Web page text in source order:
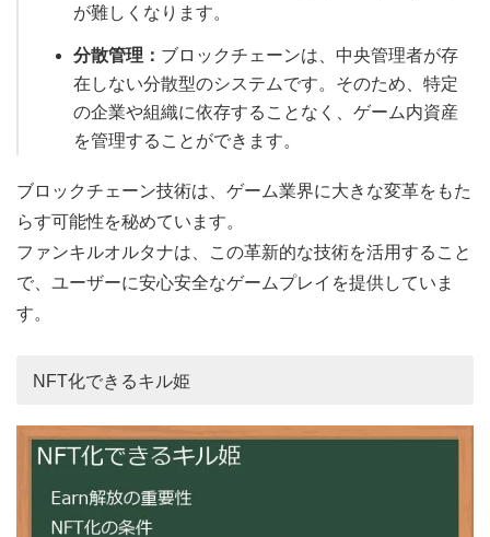
が難しくなります。
分散管理： ブロックチェーンは、中央管理者が存
在しない分散型のシステムです。そのため、特定
の企業や組織に依存することなく、ゲーム内資産
を管理することができます。
ブロックチェーン技術は、ゲーム業界に大きな変革をもた
らす可能性を秘めています。
ファンキルオルタナは、この革新的な技術を活用すること
で、ユーザーに安心安全なゲームプレイを提供していま
す。
NFT化できるキル姫